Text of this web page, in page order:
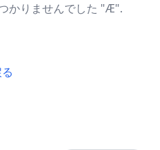
かりませんでした "Æ".